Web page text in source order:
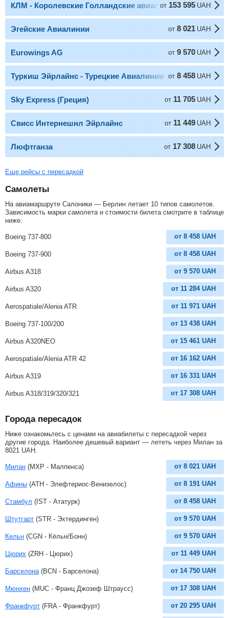
КЛМ - Королевские Голландские авиалинии
от 153 595 UAH
Эгейские Авиалинии от 8 021 UAH
Eurowings AG от 9 570 UAH
Туркиш Эйрлайнс - Турецкие Авиалинии от 8 458 UAH
Sky Express (Греция) от 11 705 UAH
Свисс Интернешнл Эйрлайнс от 11 449 UAH
Люфтганза от 17 308 UAH
Еще рейсы с пересадкой
Самолеты
На авиамаршруте Салоники — Берлин летает 10 типов самолетов.
Зависимость марки самолета и стоимости билета смотрите в таблице
ниже.
Boeing 737-800 от 8 458 UAH
Boeing 737-900 от 8 458 UAH
Airbus A318 от 9 570 UAH
Airbus A320 от 11 284 UAH
Aerospatiale/Alenia ATR от 11 971 UAH
Boeing 737-100/200 от 13 438 UAH
Airbus A320NEO от 15 461 UAH
Aerospatiale/Alenia ATR 42 от 16 162 UAH
Airbus A319 от 16 331 UAH
Airbus A318/319/320/321 от 17 308 UAH
Города пересадок
Ниже ознакомьтесь с ценами на авиабилеты с пересадкой через
другие города. Наиболее дешевый вариант — лететь через Милан за
8021 UAH
Милан (MXP - Малпенса) от 8 021 UAH
Афины (ATH - Элефтериос-Венизелос) от 8 191 UAH
Стамбул (IST - Ататурк) от 8 458 UAH
Штутгарт (STR - Эхтердинген) от 9 570 UAH
Кельн (CGN - Кёльн/Бонн) от 9 570 UAH
Цюрих (ZRH - Цюрих) от 11 449 UAH
Барселона (BCN - Барселона) от 14 750 UAH
Мюнхен (MUC - Франц Джозеф Штраусс) от 17 308 UAH
Франкфурт (FRA - Франкфурт) от 20 295 UAH